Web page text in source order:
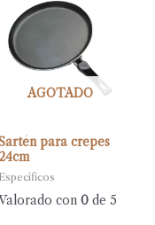
AGOTADO
para crepes
Específicos
con 0de 5